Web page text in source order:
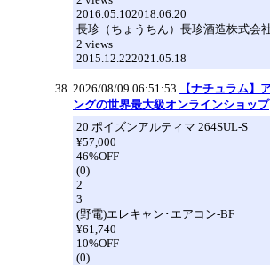
2016.05.102018.06.20
長珍（ちょうちん）長珍酒造株式会
2 views
2015.12.222021.05.18
2026/08/09 06:51:53
【ナチュラム】
ングの世界最大級オンラインショップ
20 ポイズンアルティマ 264SUL-S
¥57,000
46%OFF
(0)
2
3
(野電)エレキャン･エアコン-BF
¥61,740
10%OFF
(0)